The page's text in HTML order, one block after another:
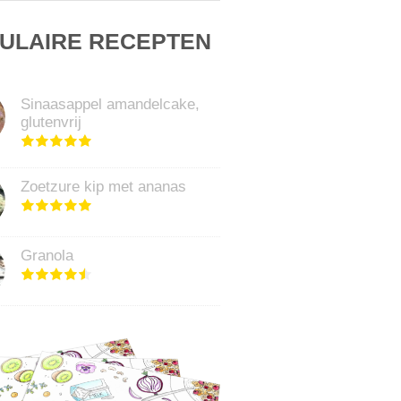
RECEPTEN
Sinaasappel amandelcake,
glutenvrij
Zoetzure kip met ananas
Granola